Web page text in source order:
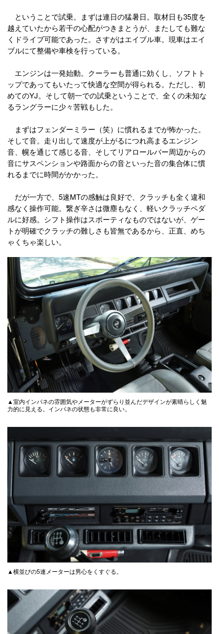
ということで試乗。まずは連日の猛暑日。取材日も35度を
越えていたから若干の心配がつきまとうが、またしても難な
くドライブ可能であった。さすがはエイブル車。現車はエイ
ブルにて整備や車検を行っている。
エンジンは一発始動。クーラーも普通に効くし、ソフトト
ップであってもいたって快適な空間が得られる。ただし、初
めてのYJ。そして朝一での試乗ということで、全くの未知な
るラングラーに少々苦戦もした。
まずはフェンダーミラー（笑）に慣れるまでが怖かった。
そして音。走り出して速度が上がるにつれ高まるエンジン
音、幌を通じて感じる音、そしてリアロールバー周辺からの
音にサスペンションや路面からの音といった音の集合体に慣
れるまでに時間がかかった。
だが一方で、5速MTの感触は良好で、クラッチも全く違和
感なく操作可能。繋ぎ辛さは微塵もなく、軽いクラッチペダ
ルに好感。シフト操作はスポーティなものではないが、ゲー
トが明確でクラッチの難しさも皆無であるから、正直、めち
ゃくちゃ楽しい。
▲室内インパネの雰囲気やメーターがずらり並んだデザインが素晴らしく魅
力的に見える。インパネの状態も非常に良い。
▲横並びの5連メーターは男心をくすぐる。